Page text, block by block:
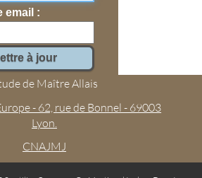
email
de Maître Allais
- 62, rue de Bonnel - 69003
Lyon.
CNAJMJ